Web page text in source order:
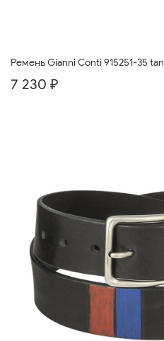
Ремень Gianni Conti 915251-35 tan
7 230 ₽